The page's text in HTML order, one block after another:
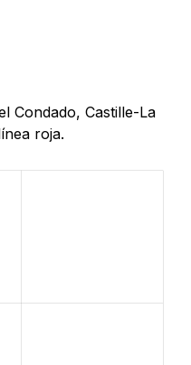
Condado, Castille-La
roja.